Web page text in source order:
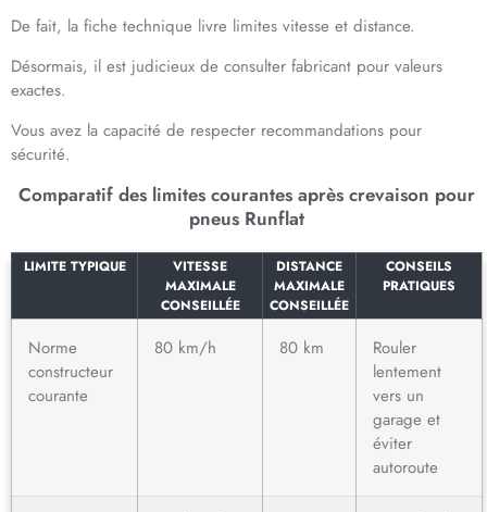
De fait, la fiche technique livre limites vitesse et distance.
Désormais, il est judicieux de consulter fabricant pour valeurs
exactes.
Vous avez la capacité de respecter recommandations pour
sécurité.
Comparatif des limites courantes après crevaison pour
pneus Runflat
LIMITE TYPIQUE
VITESSE
MAXIMALE
CONSEILLÉE
DISTANCE
MAXIMALE
CONSEILLÉE
CONSEILS
PRATIQUES
Norme
constructeur
courante
80 km/h 80 km
Rouler
lentement
vers un
garage et
éviter
autoroute